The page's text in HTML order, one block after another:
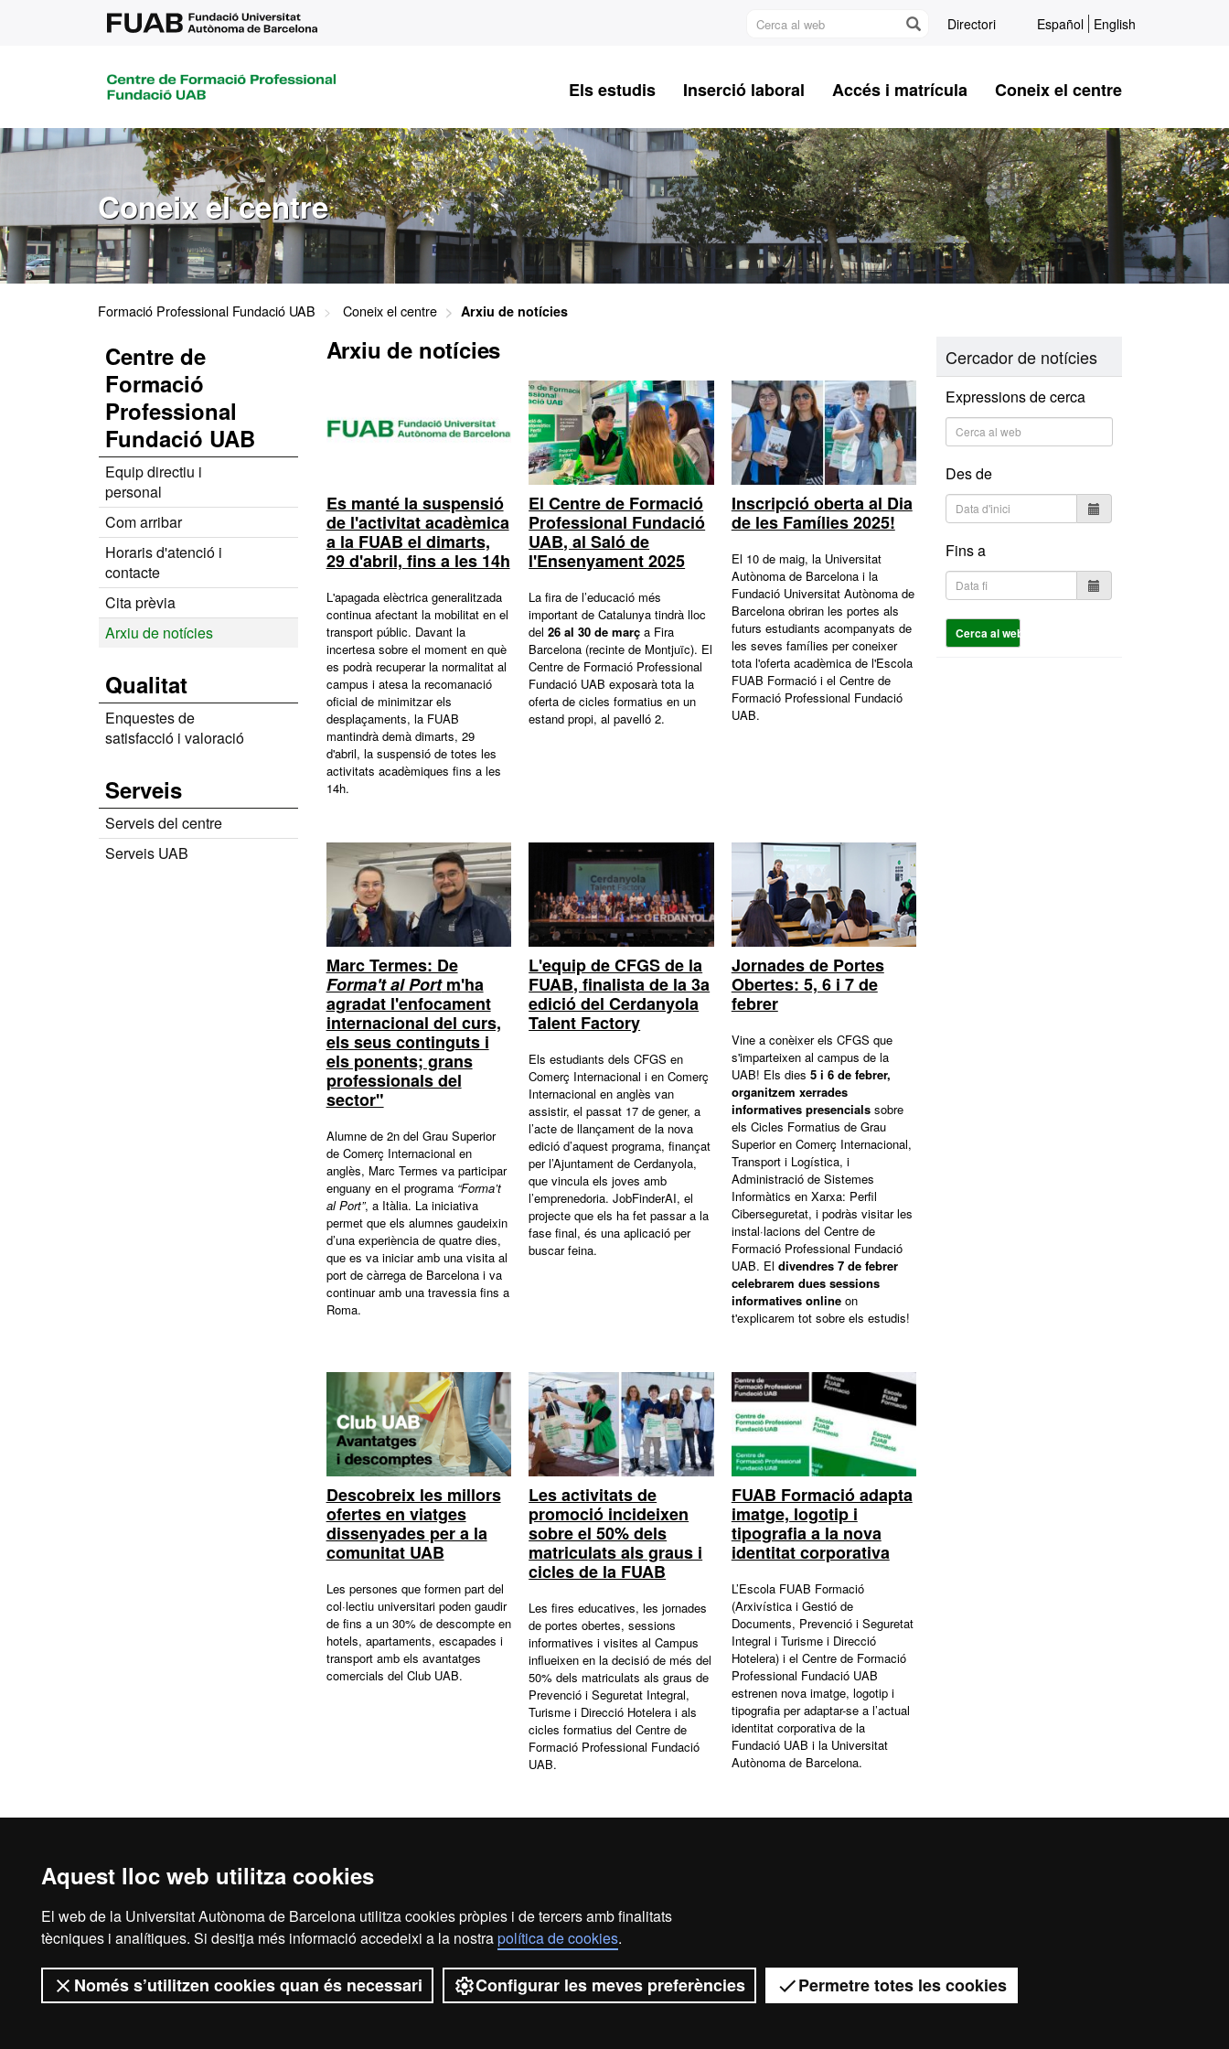
Aquest lloc web utilitza cookies
El web de la Universitat Autònoma de Barcelona utilitza cookies pròpies i de tercers amb finalitats
tècniques i analítiques. Si desitja més informació accedeixi a la nostrapolítica de cookies.
Només s’utilitzen cookies quan és necessari Configurar les meves preferències Permetre totes les cookies
Cerca
Directori Español English
Els estudis Inserció laboral Accés i matrícula Coneix el centre
Coneix el centre
Formació Professional Fundació UAB Coneix el centre Arxiu de notícies
Centre de
Formació
Professional
Fundació UAB
Equip directiu i
personal
Com arribar
Horaris d'atenció i
contacte
Cita prèvia
Arxiu de notícies
Qualitat
Enquestes de
satisfacció i valoració
Serveis
Serveis del centre
Serveis UAB
Cercador de notícies
Expressions de cerca
Des de
Fins a
Cerca al web
Arxiu de notícies
Es manté la suspensió
de l'activitat acadèmica
a la FUAB el dimarts,
29 d'abril, fins a les 14h
L'apagada elèctrica generalitzada
continua afectant la mobilitat en el
transport públic. Davant la
incertesa sobre el moment en què
es podrà recuperar la normalitat al
campus i atesa la recomanació
oficial de minimitzar els
desplaçaments, la FUAB
mantindrà demà dimarts, 29
d'abril, la suspensió de totes les
activitats acadèmiques fins a les
14h.
El Centre de Formació
Professional Fundació
UAB, al Saló de
l'Ensenyament 2025
La fira de l’educació més
important de Catalunya tindrà lloc
del26 al 30 de març a Fira
Barcelona (recinte de Montjuïc). El
Centre de Formació Professional
Fundació UAB exposarà tota la
oferta de cicles formatius en un
estand propi, al pavelló 2.
Inscripció oberta al Dia
de les Famílies 2025!
El 10 de maig, la Universitat
Autònoma de Barcelona i la
Fundació Universitat Autònoma de
Barcelona obriran les portes als
futurs estudiants acompanyats de
les seves famílies per coneixer
tota l'oferta acadèmica de l'Escola
FUAB Formació i el Centre de
Formació Professional Fundació
UAB.
Marc Termes: De
Forma't al Portm'ha
agradat l'enfocament
internacional del curs,
els seus continguts i
els ponents; grans
professionals del
sector"
Alumne de 2n del Grau Superior
de Comerç Internacional en
anglès, Marc Termes va participar
enguany en el programa “Forma’t
al Port”, a Itàlia. La iniciativa
permet que els alumnes gaudeixin
d’una experiència de quatre dies,
que es va iniciar amb una visita al
port de càrrega de Barcelona i va
continuar amb una travessia fins a
Roma.
L'equip de CFGS de la
FUAB, finalista de la 3a
edició del Cerdanyola
Talent Factory
Els estudiants dels CFGS en
Comerç Internacional i en Comerç
Internacional en anglès van
assistir, el passat 17 de gener, a
l’acte de llançament de la nova
edició d’aquest programa, finançat
per l’Ajuntament de Cerdanyola,
que vincula els joves amb
l’emprenedoria. JobFinderAI, el
projecte que els ha fet passar a la
fase final, és una aplicació per
buscar feina.
Jornades de Portes
Obertes: 5, 6 i 7 de
febrer
Vine a conèixer els CFGS que
s'imparteixen al campus de la
UAB! Els dies 5 i 6 de febrer,
organitzem xerrades
informatives presencialssobre
els Cicles Formatius de Grau
Superior en Comerç Internacional,
Transport i Logística, i
Administració de Sistemes
Informàtics en Xarxa: Perfil
Ciberseguretat, i podràs visitar les
instal·lacions del Centre de
Formació Professional Fundació
UAB. El divendres 7 de febrer
celebrarem dues sessions
informatives onlineon
t'explicarem tot sobre els estudis!
Descobreix les millors
ofertes en viatges
dissenyades per a la
comunitat UAB
Les persones que formen part del
col·lectiu universitari poden gaudir
de fins a un 30% de descompte en
hotels, apartaments, escapades i
transport amb els avantatges
comercials del Club UAB.
Les activitats de
promoció incideixen
sobre el 50% dels
matriculats als graus i
cicles de la FUAB
Les fires educatives, les jornades
de portes obertes, sessions
informatives i visites al Campus
influeixen en la decisió de més del
50% dels matriculats als graus de
Prevenció i Seguretat Integral,
Turisme i Direcció Hotelera i als
cicles formatius del Centre de
Formació Professional Fundació
UAB.
FUAB Formació adapta
imatge, logotip i
tipografia a la nova
identitat corporativa
L’Escola FUAB Formació
(Arxivística i Gestió de
Documents, Prevenció i Seguretat
Integral i Turisme i Direcció
Hotelera) i el Centre de Formació
Professional Fundació UAB
estrenen nova imatge, logotip i
tipografia per adaptar-se a l’actual
identitat corporativa de la
Fundació UAB i la Universitat
Autònoma de Barcelona.
Reconeixement internacional de l'excel·lència
HR
2026 Universitat Autònoma de Barcelona